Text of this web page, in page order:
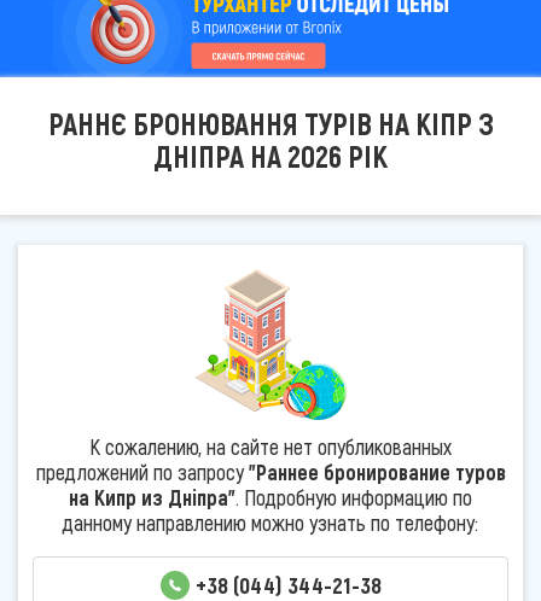
РАННЄ БРОНЮВАННЯ ТУРІВ НА КІПР З
ДНІПРА НА 2026 РІК
К сожалению, на сайте нет опубликованных
предложений по запросу"Раннее бронирование туров
на Кипр из Дніпра". Подробную информацию по
данному направлению можно узнать по телефону:
+38 (044) 344-21-38